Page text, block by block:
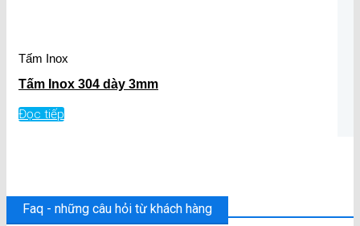
Tấm Inox
Tấm Inox 304 dày 3mm
Đọc tiếp
Faq - những câu hỏi từ khách hàng